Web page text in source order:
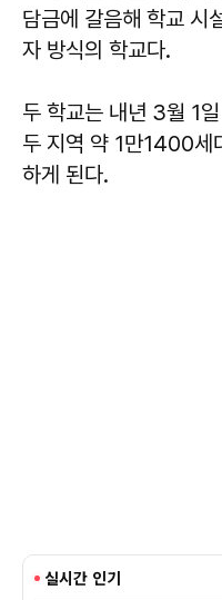
담금에 갈음해 학교 시
자 방식의 학교다.
두 학교는 내년 3월 1
두 지역 약 1만1400세
하게 된다.